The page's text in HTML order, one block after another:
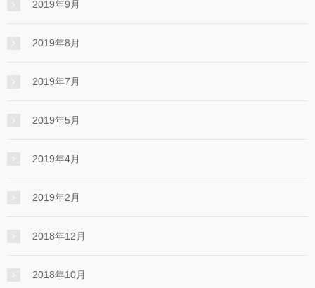
2019年9月
2019年8月
2019年7月
2019年5月
2019年4月
2019年2月
2018年12月
2018年10月